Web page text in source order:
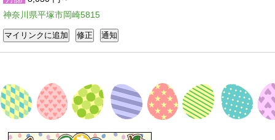
神奈川県平塚市岡崎5815